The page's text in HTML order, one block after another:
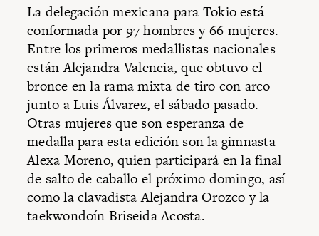
La delegación mexicana para Tokio está
conformada por 97 hombres y 66 mujeres.
Entre los primeros medallistas nacionales
están Alejandra Valencia, que obtuvo el
bronce en la rama mixta de tiro con arco
junto a Luis Álvarez, el sábado pasado.
Otras mujeres que son esperanza de
medalla para esta edición son la gimnasta
Alexa Moreno, quien participará en la final
de salto de caballo el próximo domingo, así
como la clavadista Alejandra Orozco y la
taekwondoín Briseida Acosta.